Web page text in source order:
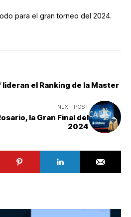
para el gran torneo del 2024.
el Ranking de la Master
NEXT POST
la Gran Final del
2024